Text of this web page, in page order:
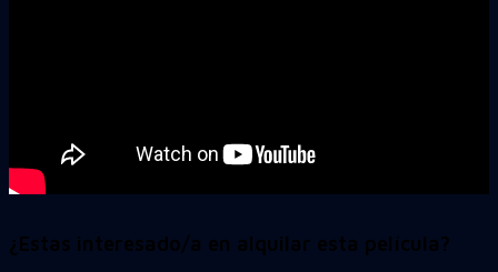
¿Estas interesado/a en alquilar esta película?